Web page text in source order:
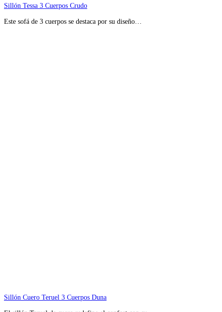
Sillón Tessa 3 Cuerpos Crudo
Este sofá de 3 cuerpos se destaca por su diseño…
Sillón Cuero Teruel 3 Cuerpos Duna